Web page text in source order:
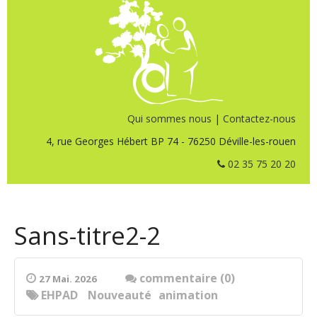
Qui sommes nous | Contactez-nous
4, rue Georges Hébert BP 74 - 76250 Déville-les-rouen
02 35 75 20 20
Sans-titre2-2
27 Mai. 2026
commentaire (0)
animation
EHPAD Nouveauté